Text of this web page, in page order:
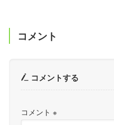
コメント
コメントする
コメント※